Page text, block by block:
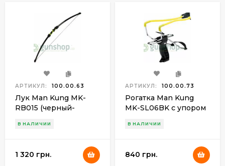
АРТИКУЛ: 100.00.63
Лук Man Kung MK-
RB015 (черный-
В НАЛИЧИИ
1 320 грн.
АРТИКУЛ: 100.00.73
Рогатка Man Kung
MK-SL06BK с упором
+шарики(100шт)
В НАЛИЧИИ
840 грн.